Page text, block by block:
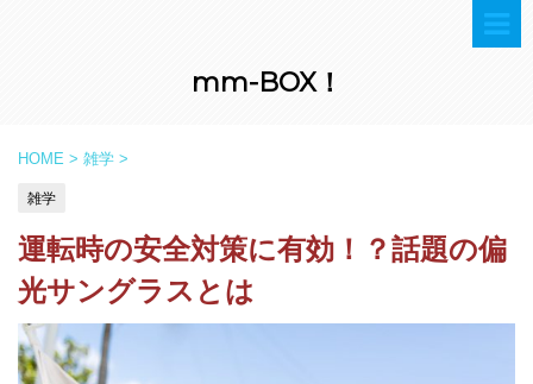
mm-BOX！
HOME > 雑学 >
雑学
運転時の安全対策に有効！？話題の偏
光サングラスとは